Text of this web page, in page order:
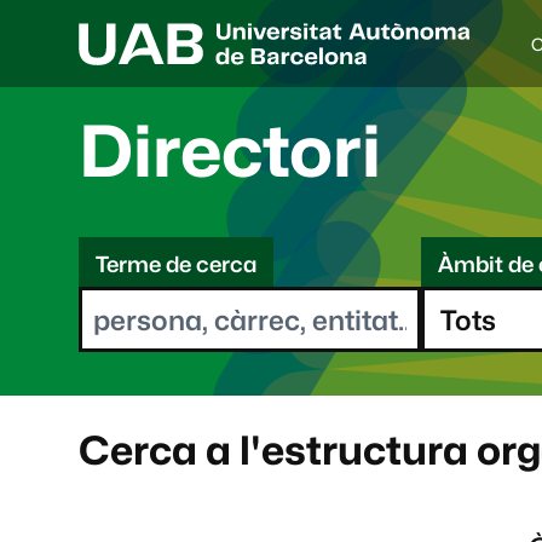
I
d
i
a
e
l
e
o
t
Directori
C
eTerme de cerca Àmbit de
Cerca a l'estructura